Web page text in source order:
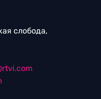
слобода,